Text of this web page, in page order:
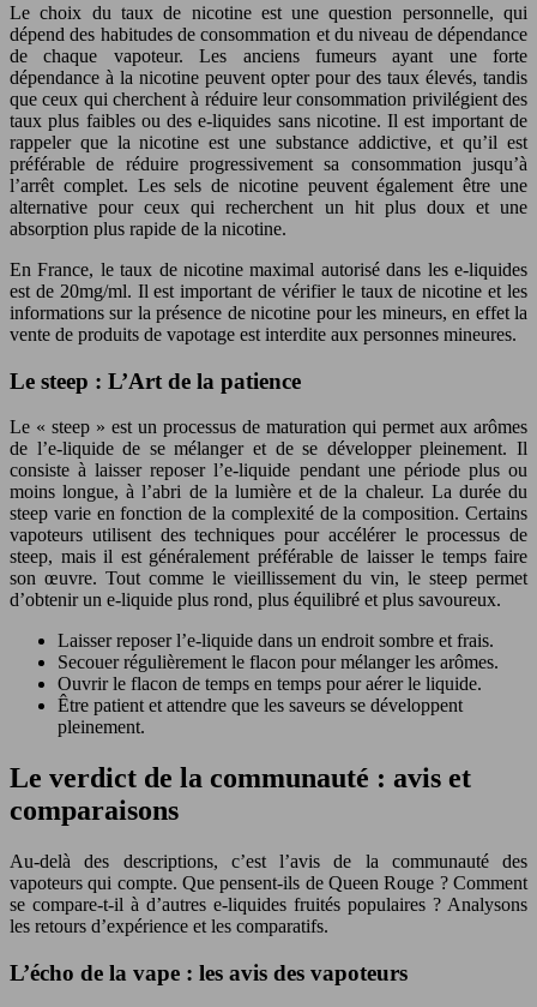
Le choix du taux de nicotine est une question personnelle, qui
dépend des habitudes de consommation et du niveau de dépendance
de chaque vapoteur. Les anciens fumeurs ayant une forte
dépendance à la nicotine peuvent opter pour des taux élevés, tandis
que ceux qui cherchent à réduire leur consommation privilégient des
taux plus faibles ou des e-liquides sans nicotine. Il est important de
rappeler que la nicotine est une substance addictive, et qu’il est
préférable de réduire progressivement sa consommation jusqu’à
l’arrêt complet. Les sels de nicotine peuvent également être une
alternative pour ceux qui recherchent un hit plus doux et une
absorption plus rapide de la nicotine.
En France, le taux de nicotine maximal autorisé dans les e-liquides
est de 20mg/ml. Il est important de vérifier le taux de nicotine et les
informations sur la présence de nicotine pour les mineurs, en effet la
vente de produits de vapotage est interdite aux personnes mineures.
Le steep : L’Art de la patience
Le « steep » est un processus de maturation qui permet aux arômes
de l’e-liquide de se mélanger et de se développer pleinement. Il
consiste à laisser reposer l’e-liquide pendant une période plus ou
moins longue, à l’abri de la lumière et de la chaleur. La durée du
steep varie en fonction de la complexité de la composition. Certains
vapoteurs utilisent des techniques pour accélérer le processus de
steep, mais il est généralement préférable de laisser le temps faire
son œuvre. Tout comme le vieillissement du vin, le steep permet
d’obtenir un e-liquide plus rond, plus équilibré et plus savoureux.
Laisser reposer l’e-liquide dans un endroit sombre et frais.
Secouer régulièrement le flacon pour mélanger les arômes.
Ouvrir le flacon de temps en temps pour aérer le liquide.
Être patient et attendre que les saveurs se développent
pleinement.
Le verdict de la communauté : avis et
comparaisons
Au-delà des descriptions, c’est l’avis de la communauté des
vapoteurs qui compte. Que pensent-ils de Queen Rouge ? Comment
se compare-t-il à d’autres e-liquides fruités populaires ? Analysons
les retours d’expérience et les comparatifs.
L’écho de la vape : les avis des vapoteurs